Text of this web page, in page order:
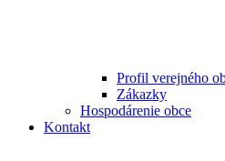
Profil verejného
Zákazky
Hospodárenie obce
Kontakt